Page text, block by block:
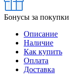
Бонусы за покупки
Описание
Наличие
Как купить
Оплата
Доставка